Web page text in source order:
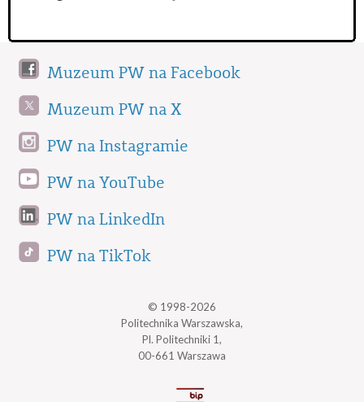
Muzeum PW na Facebook
Muzeum PW na X
PW na Instagramie
PW na YouTube
PW na LinkedIn
PW na TikTok
© 1998-2026
Politechnika Warszawska,
Pl. Politechniki 1,
00-661 Warszawa